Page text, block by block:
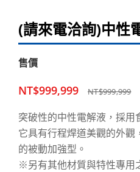
(請來電洽詢)中性
售價
NT$999,999 NT$999,999
突破性的中性電解液，採用
它具有行程焊道美觀的外
的被動加強型。
※另有其他材質與特性專用